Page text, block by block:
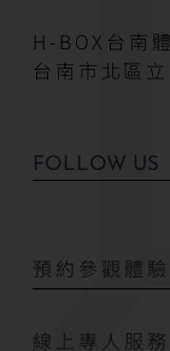
H-BOX台南
台南市北區
FOLLOW US
預約參觀體驗
線上專人服務